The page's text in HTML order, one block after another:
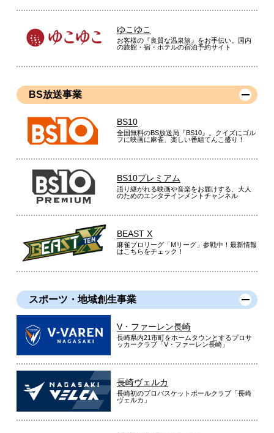
ゆこゆこ
お客様の『良質な温泉旅』をお手伝い。国内
の旅館・宿・ホテルの宿泊予約サイト
BS放送事業
BS10
全国無料のBS放送局『BS10』。クイズにゴル
フに映画に麻雀、楽しい番組てんこ盛り！
BS10プレミアム
語り継がれる映画や音楽をお届けする、大人
のためのエンタテインメントチャンネル
BEAST X
麻雀プロリーグ「Mリーグ」参戦中！最新情報
はこちらをチェック！
スポーツ・地域創生事業
V・ファーレン長崎
長崎県内21市町をホームタウンとするプロサ
ッカークラブ「V・ファーレン長崎」
長崎ヴェルカ
長崎初のプロバスケットボールクラブ「長崎
ヴェルカ」